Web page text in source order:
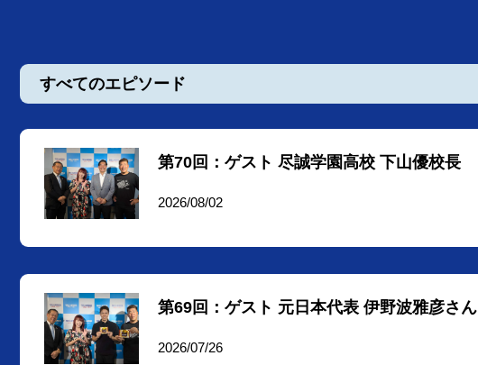
すべてのエピソード
第70回：ゲスト 尽誠学園高校 下山優校長
2026/08/02
第69回：ゲスト 元日本代表 伊野波雅彦さん
2026/07/26